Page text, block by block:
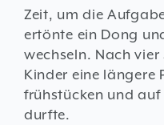
Zeit, um die
ertönte ein Dong
wechseln. Nach
Kinder eine längere
frühstücken und
durfte.